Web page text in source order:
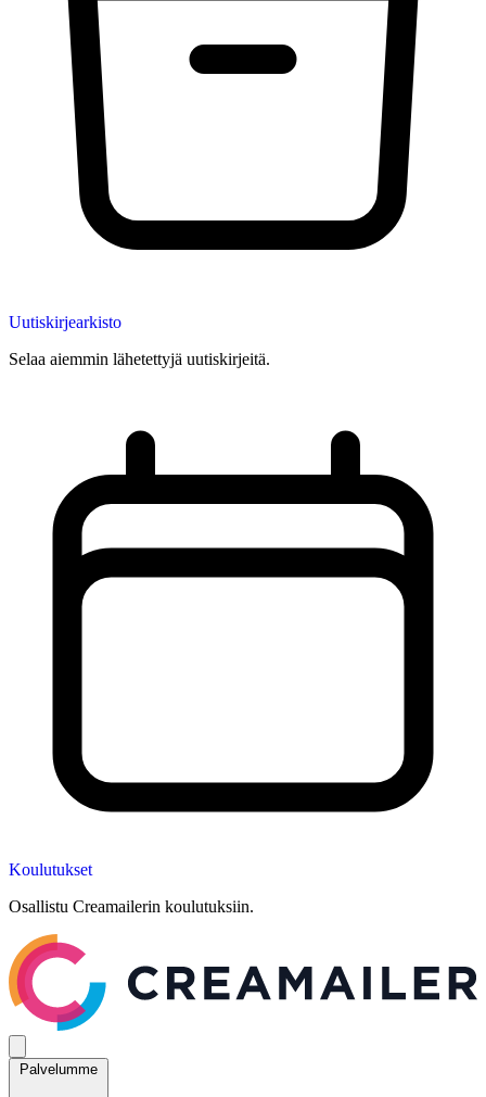
Uutiskirjearkisto
Selaa aiemmin lähetettyjä uutiskirjeitä.
Koulutukset
Osallistu Creamailerin koulutuksiin.
Palvelumme